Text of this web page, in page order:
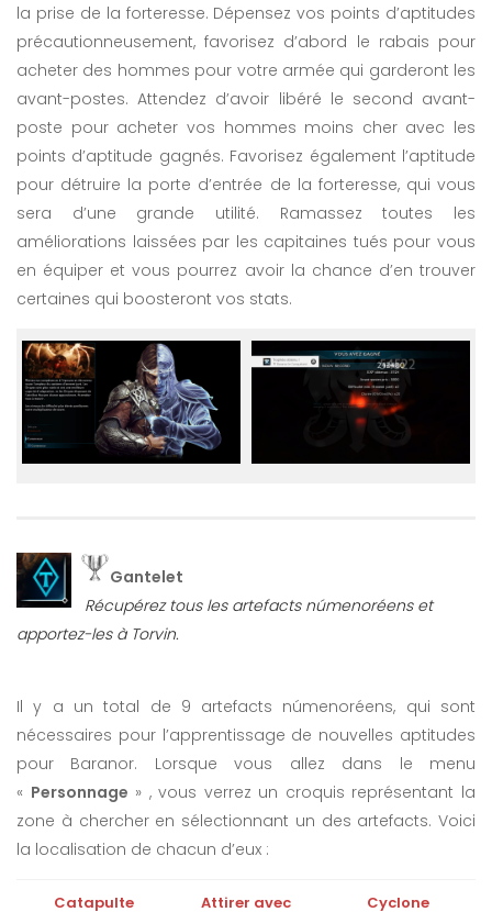
la prise de la forteresse. Dépensez vos points d’aptitudes
précautionneusement, favorisez d’abord le rabais pour
acheter des hommes pour votre armée qui garderont les
avant-postes. Attendez d’avoir libéré le second avant-
poste pour acheter vos hommes moins cher avec les
points d’aptitude gagnés. Favorisez également l’aptitude
pour détruire la porte d’entrée de la forteresse, qui vous
sera d’une grande utilité. Ramassez toutes les
améliorations laissées par les capitaines tués pour vous
en équiper et vous pourrez avoir la chance d’en trouver
certaines qui boosteront vos stats.
Gantelet
Récupérez tous les artefacts númenoréens et
apportez-les à Torvin.
Il y a un total de 9 artefacts númenoréens, qui sont
nécessaires pour l’apprentissage de nouvelles aptitudes
pour Baranor. Lorsque vous allez dans le menu
« Personnage » , vous verrez un croquis représentant la
zone à chercher en sélectionnant un des artefacts. Voici
la localisation de chacun d’eux :
Catapulte Attirer avec Cyclone